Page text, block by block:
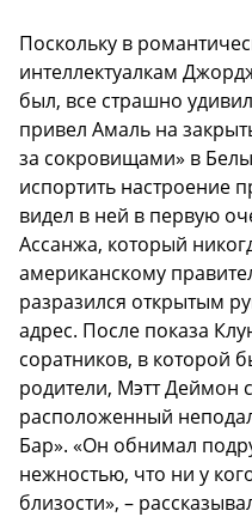
Поскольку в
интеллектуалкам
был, все страшно
привел Амаль на
за сокровищами» в
испортить настроение
видел в ней в первую
Ассанжа, который
американскому
разразился открытым
адрес. После показа
соратников, в которой
родители, Мэтт
расположенный
Бар». «Он обнимал
нежностью, что ни у
близости», –